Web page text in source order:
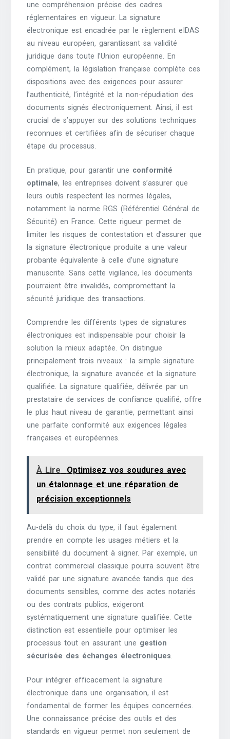
une compréhension précise des cadres
réglementaires en vigueur. La signature
électronique est encadrée par le règlement eIDAS
au niveau européen, garantissant sa validité
juridique dans toute l’Union européenne. En
complément, la législation française complète ces
dispositions avec des exigences pour assurer
l’authenticité, l’intégrité et la non-répudiation des
documents signés électroniquement. Ainsi, il est
crucial de s’appuyer sur des solutions techniques
reconnues et certifiées afin de sécuriser chaque
étape du processus.
En pratique, pour garantir une conformité
optimale, les entreprises doivent s’assurer que
leurs outils respectent les normes légales,
notamment la norme RGS (Référentiel Général de
Sécurité) en France. Cette rigueur permet de
limiter les risques de contestation et d’assurer que
la signature électronique produite a une valeur
probante équivalente à celle d’une signature
manuscrite. Sans cette vigilance, les documents
pourraient être invalidés, compromettant la
sécurité juridique des transactions.
Comprendre les différents types de signatures
électroniques est indispensable pour choisir la
solution la mieux adaptée. On distingue
principalement trois niveaux : la simple signature
électronique, la signature avancée et la signature
qualifiée. La signature qualifiée, délivrée par un
prestataire de services de confiance qualifié, offre
le plus haut niveau de garantie, permettant ainsi
une parfaite conformité aux exigences légales
françaises et européennes.
À Lire
Optimisez vos soudures avec
un étalonnage et une réparation de
précision exceptionnels
Au-delà du choix du type, il faut également
prendre en compte les usages métiers et la
sensibilité du document à signer. Par exemple, un
contrat commercial classique pourra souvent être
validé par une signature avancée tandis que des
documents sensibles, comme des actes notariés
ou des contrats publics, exigeront
systématiquement une signature qualifiée. Cette
distinction est essentielle pour optimiser les
processus tout en assurant une gestion
sécurisée des échanges électroniques.
Pour intégrer efficacement la signature
électronique dans une organisation, il est
fondamental de former les équipes concernées.
Une connaissance précise des outils et des
standards en vigueur permet non seulement de